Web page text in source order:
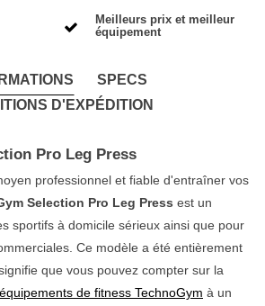
Meilleurs prix et meilleur
équipement
SPECS
D'EXPÉDITION
Pro Leg Press
professionnel et fiable d'entraîner vos
Selection Pro Leg Press est un
sportifs à domicile sérieux ainsi que pour
Ce modèle a été entièrement
que vous pouvez compter sur la
équipements de fitness TechnoGym à un